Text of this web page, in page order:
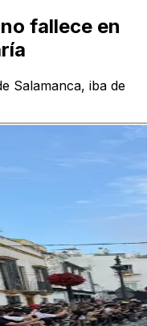
fallece en
Salamanca, iba de